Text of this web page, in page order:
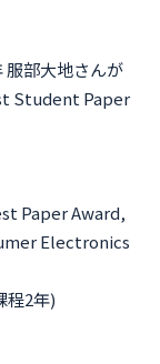
服部大地さんが
Student Paper
Paper Award,
Electronics
程2年)